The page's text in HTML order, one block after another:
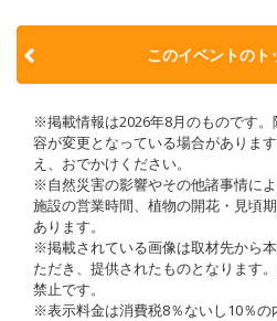
このイベントのト
※掲載情報は2026年8月のものです
容が変更となっている場合がありま
え、おでかけください。
※自然災害の影響やその他諸事情によ
施設の営業時間、植物の開花・見頃
あります。
※掲載されている画像は取材先から
ただき、提供されたものとなります
禁止です。
※表示料金は消費税8％ないし10％の